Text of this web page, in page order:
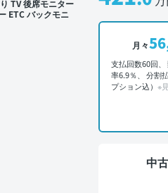
TV 後席モニター
ETC バックモニ
月々
支払回数60回
率6.9％、 分割
プション込） ※
中